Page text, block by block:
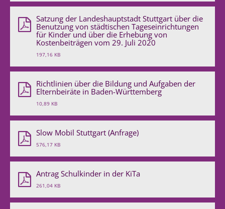
Satzung der Landeshauptstadt Stuttgart über die
Benutzung von städtischen Tageseinrichtungen
für Kinder und über die Erhebung von
Kostenbeiträgen vom 29. Juli 2020
197,16 KB
Richtlinien über die Bildung und Aufgaben der
Elternbeiräte in Baden-Württemberg
10,89 KB
Slow Mobil Stuttgart (Anfrage)
576,17 KB
Antrag Schulkinder in der KiTa
261,04 KB